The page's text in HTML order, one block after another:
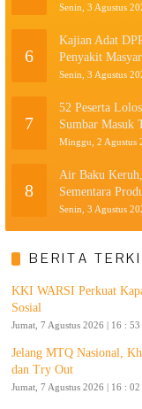
Senin, 3 Agustus
6
Kajian Adat
Penyakit
Senin, 3 Agustus
7
52 Peserta
Sumbar Masuk
Minggu, 2 Agustus
8
Air Baku
Sementara
Senin, 3 Agustus
BERITA
KKI WARSI Perkuat
Sosial
Jumat, 7 Agustus 2026 | 16 : 53
Jelang MTQ Nasional,
dan Try Out
Jumat, 7 Agustus 2026 | 16 : 02